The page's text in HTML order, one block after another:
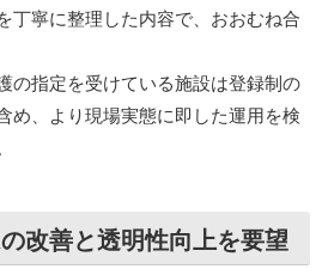
丁寧に整理した内容で、おおむね合
の指定を受けている施設は登録制の
め、より現場実態に即した運用を検
改善と透明性向上を要望